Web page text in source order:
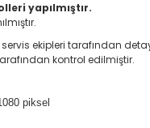
yapılmıştır.
servis ekipleri tarafından
kontrol edilmiştir.
piksel